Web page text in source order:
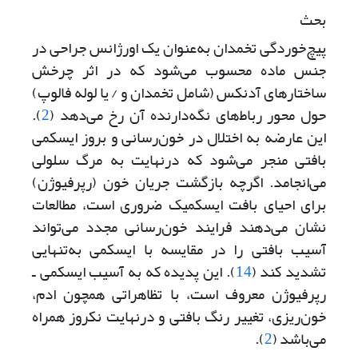
بحث
پیچ‌خوردگی تخمدان به‌عنوان یک اورژانس جراحی در
جنس ماده محسوب می‌‌شود که در اثر چرخش
ساختارهای آدنکس (شامل تخمدان و / یا لوله فالوپ)
حول محور رباط‌های نگه‌دارنده آن رخ می‌‌دهد (2
).
این عارضه به اختلال در خون‌رسانی و بروز ایسکمی
بافتی منجر می‌‌شود که در‌نهایت به مرگ سلولی
می‌‌انجامد. اگرچه بازگشت جریان خون (رپرفیوژن)
برای احیای بافت ایسکمیک ضروری است، مطالعات
نشان می‌‌دهند فرایند خون‌رسانی مجدد می‌‌تواند
آسیب بافتی را در مقایسه با ایسکمی به‌تنهایی
تشدید کند (14). این پدیده که به آسیب ایسکمی ـ
رپرفیوژن معروف است، با تظاهراتی همچون ادم،
خون‌ریزی، تغییر رنگ بافتی و در‌نهایت نکروز همراه
می‌‌باشد (2
).